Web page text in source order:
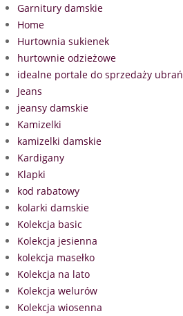
Garnitury damskie
Home
Hurtownia sukienek
hurtownie odzieżowe
idealne portale do sprzedaży ubrań
Jeans
jeansy damskie
Kamizelki
kamizelki damskie
Kardigany
Klapki
kod rabatowy
kolarki damskie
Kolekcja basic
Kolekcja jesienna
kolekcja masełko
Kolekcja na lato
Kolekcja welurów
Kolekcja wiosenna